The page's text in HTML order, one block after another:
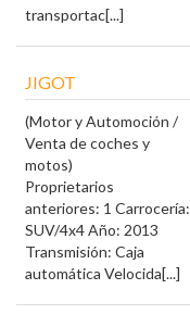
transportac[...]
JIGOT
(Motor y Automoción /
Venta de coches y
motos)
Proprietarios
anteriores: 1 Carrocería:
SUV/4x4 Año: 2013
Transmisión: Caja
automática Velocida[...]